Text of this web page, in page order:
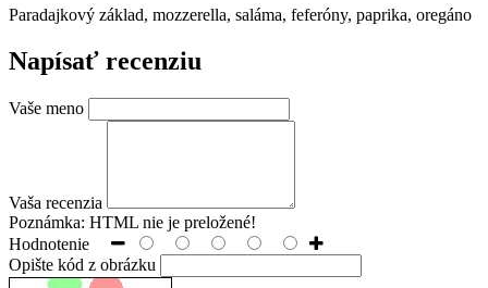
Paradajkový základ, mozzerella, saláma, feferóny, paprika, oregáno
Napísať recenziu
Vaše meno
Vaša recenzia
Poznámka: HTML nie je preložené!
Hodnotenie
Opište kód z obrázku